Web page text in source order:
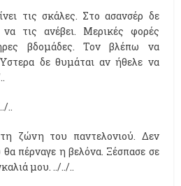
τις σκάλες. Στο ασανσέρ δε
τις ανέβει. Μερικές φορές
βδομάδες. Τον βλέπω να
δε θυμάται αν ήθελε να
..
ζώνη του παντελονιού. Δεν
πέρναγε η βελόνα. Ξέσπασε σε
μου. ../../..